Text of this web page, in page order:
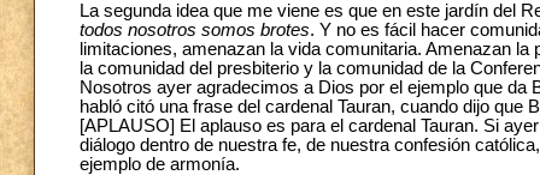
La segunda idea que me viene es que en este jardín del
todos nosotros somos brotes. Y no es fácil hacer
limitaciones, amenazan la vida comunitaria. Amenazan
la comunidad del presbiterio y la comunidad de la
Nosotros ayer agradecimos a Dios por el ejemplo que
habló citó una frase del cardenal Tauran, cuando dijo
[APLAUSO] El aplauso es para el cardenal Tauran. Si
diálogo dentro de nuestra fe, de nuestra confesión
ejemplo de armonía.